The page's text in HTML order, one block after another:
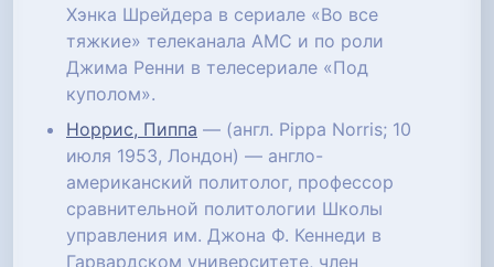
Хэнка Шрейдера в сериале «Во все
тяжкие» телеканала AMC и по роли
Джима Ренни в телесериале «Под
куполом».
Норрис, Пиппа — (англ. Pippa Norris; 10
июля 1953, Лондон) — англо-
американский политолог, профессор
сравнительной политологии Школы
управления им. Джона Ф. Кеннеди в
Гарвардском университете, член